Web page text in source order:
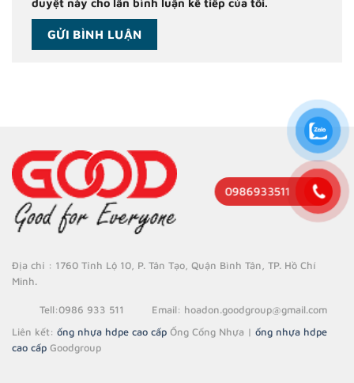
duyệt này cho lần bình luận kế tiếp của tôi.
Địa chỉ : 1760 Tỉnh Lộ 10, P. Tân Tạo, Quận Bình Tân, TP. Hồ Chí
Minh.
Tell:0986 933 511 Email: hoadon.goodgroup@gmail.com
Liên kết: ống nhựa hdpe cao cấp Ống Cống Nhựa | ống nhựa hdpe
cao cấp Goodgroup
0986933511